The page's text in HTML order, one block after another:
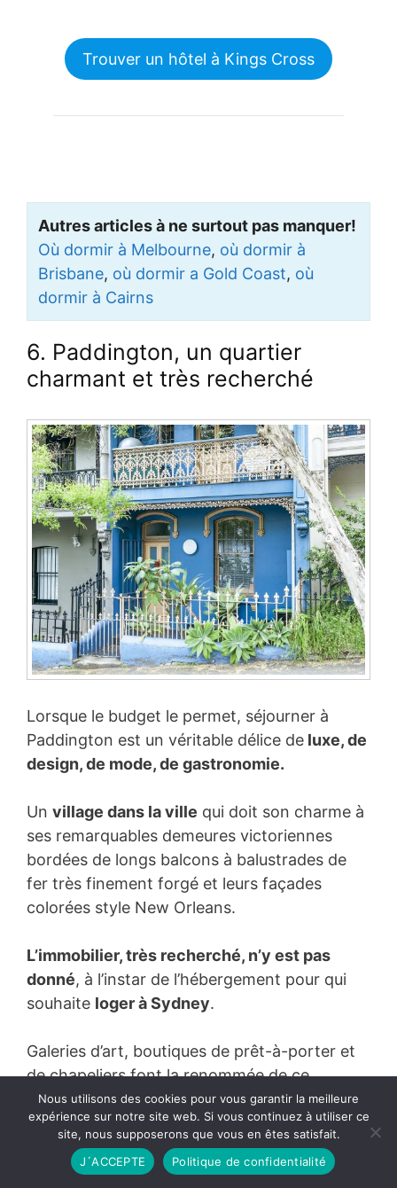
Trouver un hôtel à Kings Cross
Autres articles à ne surtout pas manquer!
Où dormir à Melbourne, où dormir à
Brisbane, où dormir a Gold Coast, où
dormir à Cairns
6. Paddington, un quartier
charmant et très recherché
Lorsque le budget le permet, séjourner à
Paddington est un véritable délice de luxe, de
design, de mode, de gastronomie.
Un village dans la ville qui doit son charme à
ses remarquables demeures victoriennes
bordées de longs balcons à balustrades de
fer très finement forgé et leurs façades
colorées style New Orleans.
L’immobilier, très recherché, n’y est pas
donné, à l’instar de l’hébergement pour qui
souhaite loger à Sydney.
Galeries d’art, boutiques de prêt-à-porter et
de chapeliers font la renommée de ce
quartier qui a vu les débuts de quelques
grands créateurs de mode du pays. Ces
établissements ne manquent pas d’inviter les
amatrices de shopping au lèche-vitrines.
Nous utilisons des cookies pour vous garantir la meilleure
expérience sur notre site web. Si vous continuez à utiliser ce
site, nous supposerons que vous en êtes satisfait.
J´ACCEPTE
Politique de confidentialité